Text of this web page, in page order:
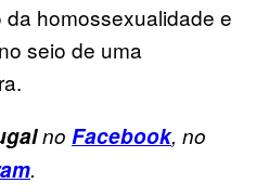
homossexualidade e
seio de uma
no Facebook, no
.